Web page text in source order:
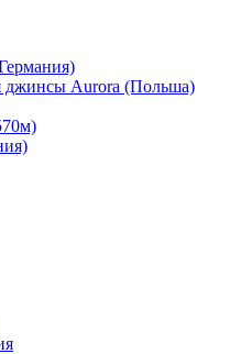
джинсы Aurora (Польша)